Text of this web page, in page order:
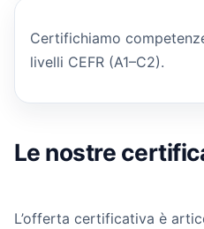
Certifichiamo
livelli CEFR (A1–C2).
Le nostre
L’offerta certificativa è